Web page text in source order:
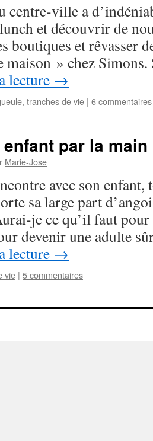
ville a
et découvrir de
boutiques et rêvasser
» chez Simons.
lecture →
, tranches de vie | 6 commentaires
par la main
Marie-Jose
avec son enfant,
sa large part
je ce qu’il faut
devenir une adulte
lecture →
vie | 5 commentaires